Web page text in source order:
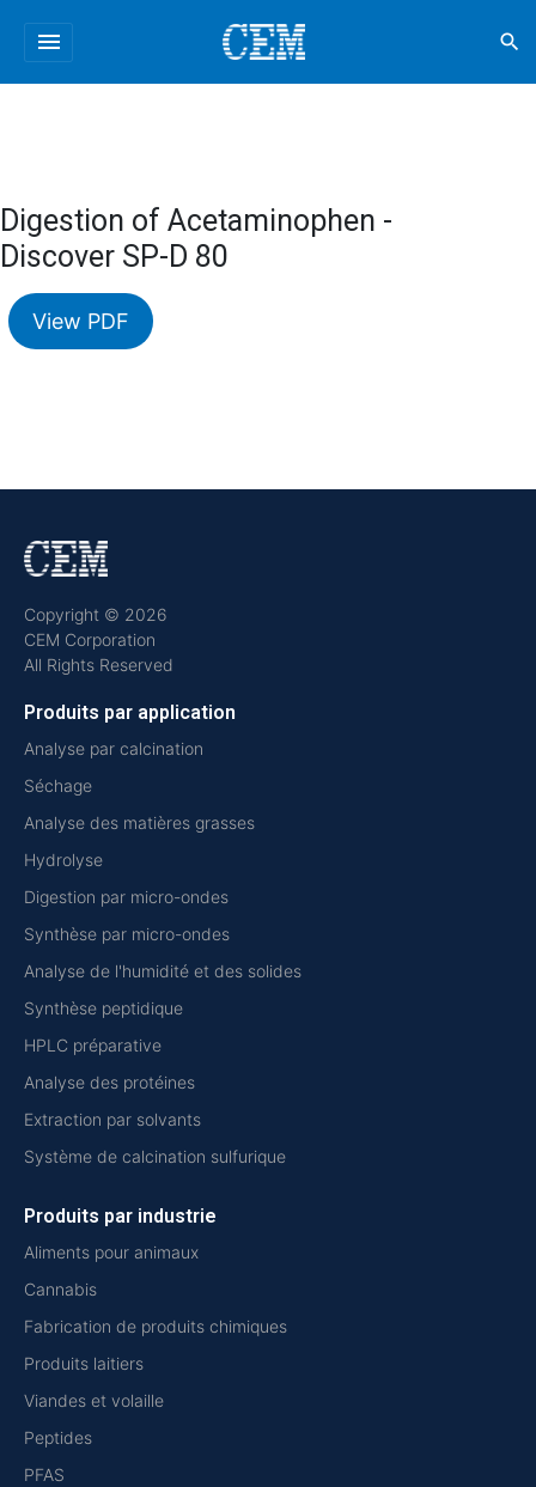
menu search
Digestion of Acetaminophen -
Discover SP-D 80
View PDF
Copyright © 2026
CEM Corporation
All Rights Reserved
Produits par application
Analyse par calcination
Séchage
Analyse des matières grasses
Hydrolyse
Digestion par micro-ondes
Synthèse par micro-ondes
Analyse de l'humidité et des solides
Synthèse peptidique
HPLC préparative
Analyse des protéines
Extraction par solvants
Système de calcination sulfurique
Produits par industrie
Aliments pour animaux
Cannabis
Fabrication de produits chimiques
Produits laitiers
Viandes et volaille
Peptides
PFAS